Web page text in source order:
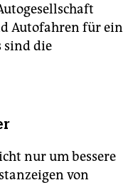
Autofahren für ein
sind die
nur um bessere
von